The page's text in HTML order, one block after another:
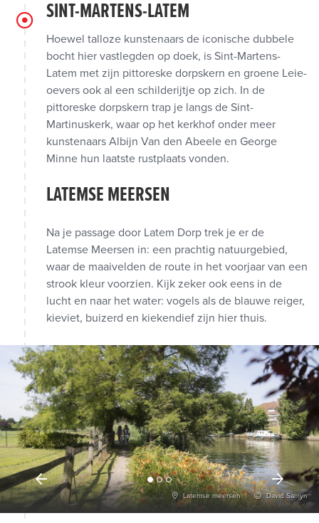
SINT-MARTENS-LATEM
Latemse meersen David Samyn
Hoewel talloze kunstenaars de iconische dubbele
bocht hier vastlegden op doek, is Sint-Martens-
Latem met zijn pittoreske dorpskern en groene Leie-
oevers ook al een schilderijtje op zich. In de
pittoreske dorpskern trap je langs de Sint-
Martinuskerk, waar op het kerkhof onder meer
kunstenaars Albijn Van den Abeele en George
Minne hun laatste rustplaats vonden.
LATEMSE MEERSEN
Na je passage door Latem Dorp trek je er de
Latemse Meersen in: een prachtig natuurgebied,
waar de maaivelden de route in het voorjaar van een
strook kleur voorzien. Kijk zeker ook eens in de
lucht en naar het water: vogels als de blauwe reiger,
kieviet, buizerd en kiekendief zijn hier thuis.